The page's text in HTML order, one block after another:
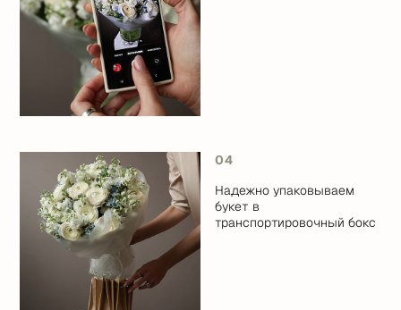
04
Надежно упаковываем
букет в
транспортировочный бокс